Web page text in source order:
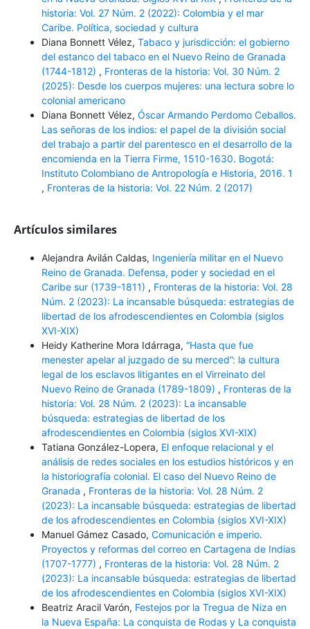
historia: Vol. 27 Núm. 2 (2022): Colombia y el mar
Caribe. Política, sociedad y cultura
Diana Bonnett Vélez, Tabaco y jurisdicción: el gobierno
del estanco del tabaco en el Nuevo Reino de Granada
(1744-1812) , Fronteras de la historia: Vol. 30 Núm. 2
(2025): Desde los cuerpos mujeres: una lectura sobre lo
colonial americano
Diana Bonnett Vélez, Óscar Armando Perdomo Ceballos.
Las señoras de los indios: el papel de la división social
del trabajo a partir del parentesco en el desarrollo de la
encomienda en la Tierra Firme, 1510-1630. Bogotá:
Instituto Colombiano de Antropología e Historia, 2016. 1
, Fronteras de la historia: Vol. 22 Núm. 2 (2017)
Artículos similares
Alejandra Avilán Caldas, Ingeniería militar en el Nuevo
Reino de Granada. Defensa, poder y sociedad en el
Caribe sur (1739-1811) , Fronteras de la historia: Vol. 28
Núm. 2 (2023): La incansable búsqueda: estrategias de
libertad de los afrodescendientes en Colombia (siglos
XVI-XIX)
Heidy Katherine Mora Idárraga, “Hasta que fue
menester apelar al juzgado de su merced”: la cultura
legal de los esclavos litigantes en el Virreinato del
Nuevo Reino de Granada (1789-1809) , Fronteras de la
historia: Vol. 28 Núm. 2 (2023): La incansable
búsqueda: estrategias de libertad de los
afrodescendientes en Colombia (siglos XVI-XIX)
Tatiana González-Lopera, El enfoque relacional y el
análisis de redes sociales en los estudios históricos y en
la historiografía colonial. El caso del Nuevo Reino de
Granada , Fronteras de la historia: Vol. 28 Núm. 2
(2023): La incansable búsqueda: estrategias de libertad
de los afrodescendientes en Colombia (siglos XVI-XIX)
Manuel Gámez Casado, Comunicación e imperio.
Proyectos y reformas del correo en Cartagena de Indias
(1707-1777) , Fronteras de la historia: Vol. 28 Núm. 2
(2023): La incansable búsqueda: estrategias de libertad
de los afrodescendientes en Colombia (siglos XVI-XIX)
Beatriz Aracil Varón, Festejos por la Tregua de Niza en
la Nueva España: La conquista de Rodas y La conquista